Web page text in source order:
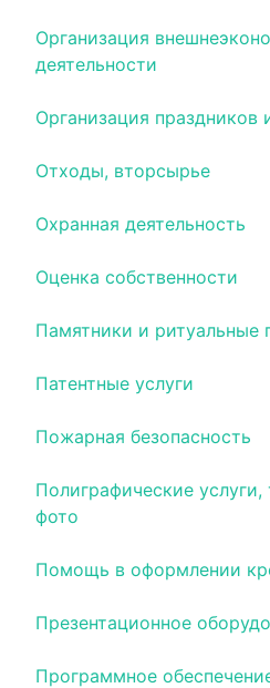
Организация
деятельности
Организация праздников
Отходы, вторсырье
Охранная деятельность
Оценка собственности
Памятники и ритуальные
Патентные услуги
Пожарная безопасность
Полиграфические
фото
Помощь в оформлении
Презентационное
Программное